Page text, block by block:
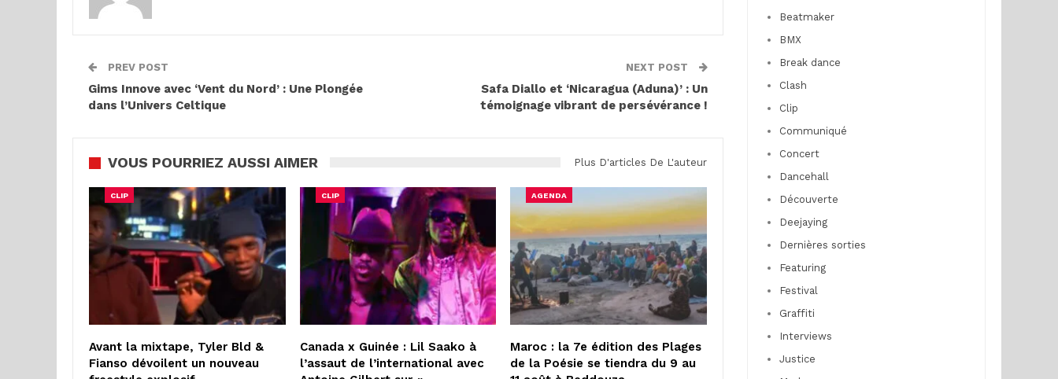
PREV POST
Gims Innove avec ‘Vent du Nord’ : Une Plongée
dans l’Univers Celtique
NEXT POST
Safa Diallo et ‘Nicaragua (Aduna)’ : Un
témoignage vibrant de persévérance !
VOUS POURRIEZ AUSSI AIMER Plus D'articles De L'auteur
CLIP
Avant la mixtape, Tyler Bld &
Fianso dévoilent un nouveau
CLIP
Canada x Guinée : Lil Saako à
l’assaut de l’international avec
AGENDA
Maroc : la 7e édition des Plages
de la Poésie se tiendra du 9 au
Beatmaker
BMX
Break dance
Clash
Clip
Communiqué
Concert
Dancehall
Découverte
Deejaying
Dernières sorties
Featuring
Festival
Graffiti
Interviews
Justice